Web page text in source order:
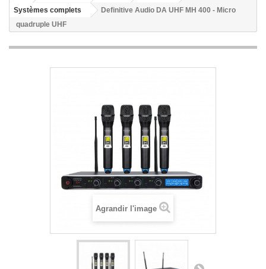
Systèmes complets
Definitive Audio DA UHF MH 400 - Micro
quadruple UHF
Agrandir l'image